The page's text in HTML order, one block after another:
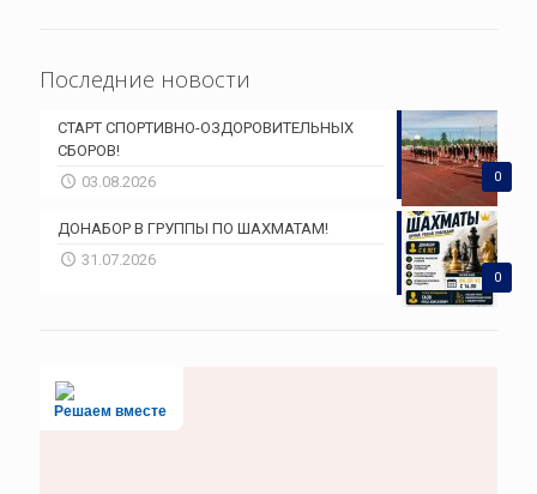
Последние новости
0
СТАРТ СПОРТИВНО-ОЗДОРОВИТЕЛЬНЫХ
СБОРОВ!
03.08.2026
0
ДОНАБОР В ГРУППЫ ПО ШАХМАТАМ!
31.07.2026
Решаем вместе